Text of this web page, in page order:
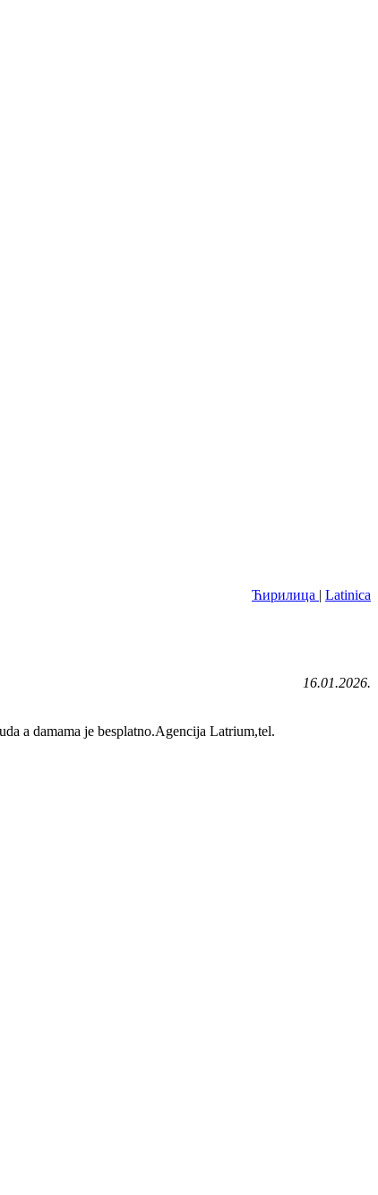
Ћирилица | Latinica
16.01.2026.
a damama je besplatno.Agencija Latrium,tel.